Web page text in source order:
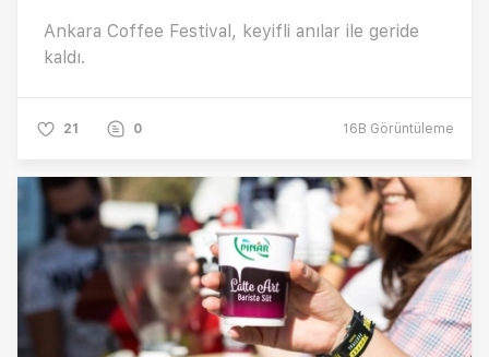
Ankara Coffee Festival, keyifli anılar ile geride
kaldı.
21 0 16B Görüntüleme